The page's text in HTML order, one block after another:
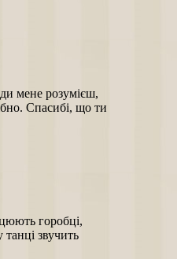
мене розумієш,
Спасибі, що ти
горобці,
звучить